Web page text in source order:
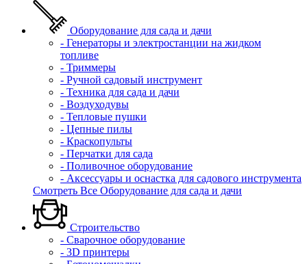
Оборудование для сада и дачи
- Генераторы и электростанции на жидком
топливе
- Триммеры
- Ручной садовый инструмент
- Техника для сада и дачи
- Воздуходувы
- Тепловые пушки
- Цепные пилы
- Краскопульты
- Перчатки для сада
- Поливочное оборудование
- Аксессуары и оснастка для садового инструмента
Смотреть Все Оборудование для сада и дачи
Строительство
- Сварочное оборудование
- 3D принтеры